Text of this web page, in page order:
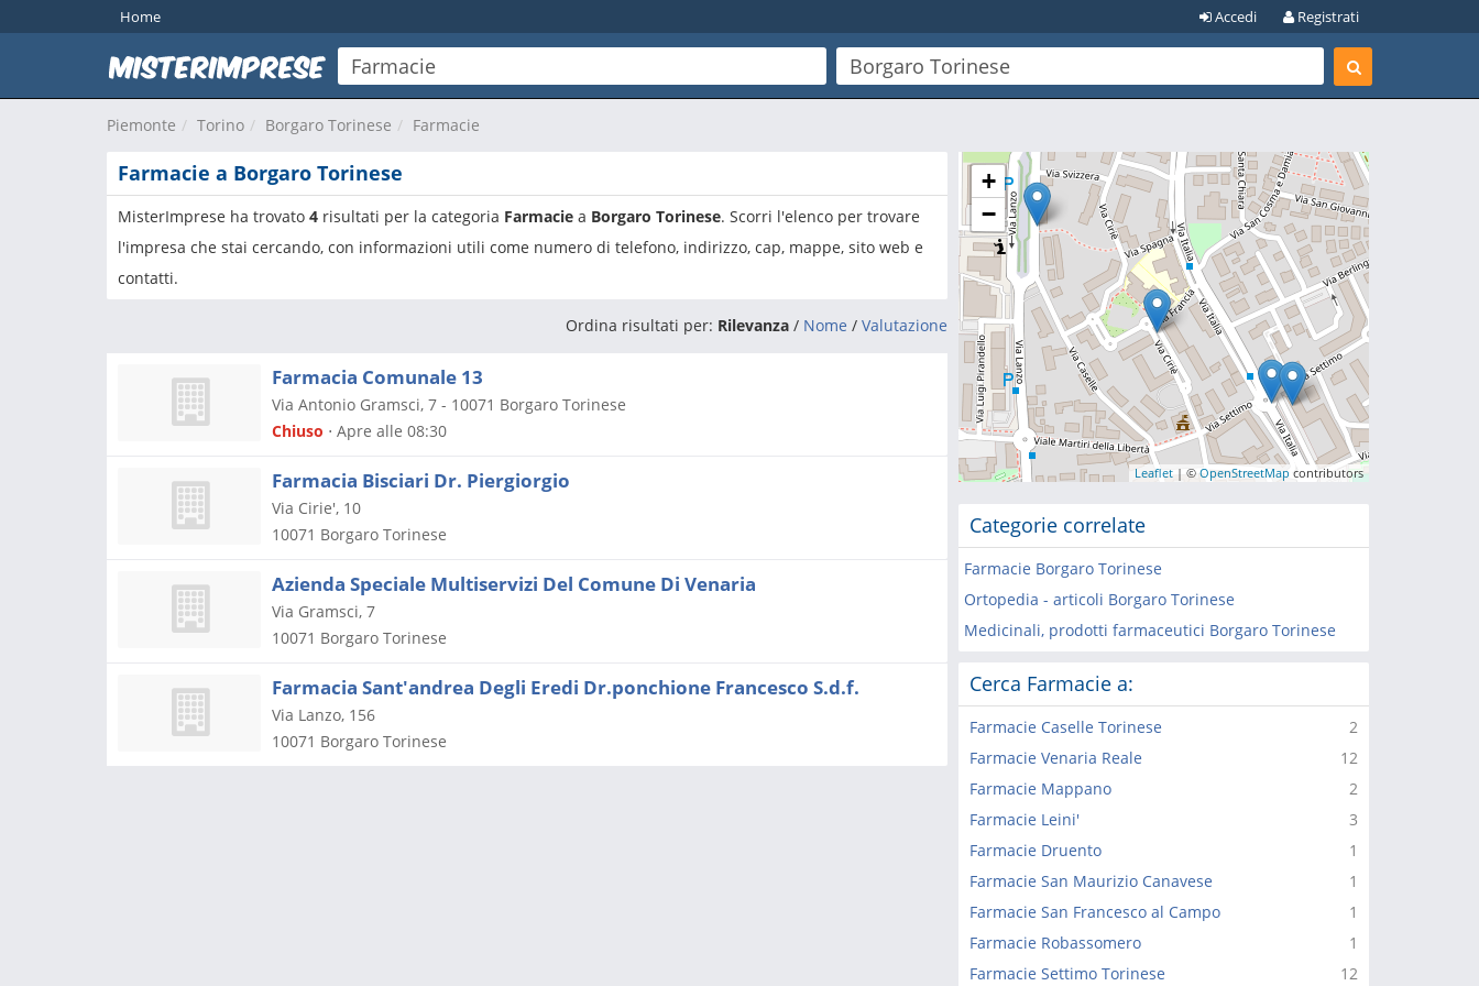
Home Registrati
Accedi
Piemonte Torino Borgaro Torinese Farmacie
Farmacie a Borgaro Torinese
MisterImprese ha trovato 4 risultati per la categoria Farmacie a Borgaro Torinese. Scorri l'elenco per trovare
l'impresa che stai cercando, con informazioni utili come numero di telefono, indirizzo, cap, mappe, sito web e
contatti.
Ordina risultati per: Rilevanza / Nome / Valutazione
Farmacia Comunale 13
Via Antonio Gramsci, 7 - 10071 Borgaro Torinese
Chiuso ⋅ Apre alle 08:30
Farmacia Bisciari Dr. Piergiorgio
Via Cirie', 10
10071 Borgaro Torinese
Azienda Speciale Multiservizi Del Comune Di Venaria
Via Gramsci, 7
10071 Borgaro Torinese
Farmacia Sant'andrea Degli Eredi Dr.ponchione Francesco S.d.f.
Via Lanzo, 156
10071 Borgaro Torinese
+
−
Leaflet | ©OpenStreetMap contributors
Categorie correlate
Farmacie Borgaro Torinese
Ortopedia - articoli Borgaro Torinese
Medicinali, prodotti farmaceutici Borgaro Torinese
Cerca Farmacie a:
2
Farmacie Caselle Torinese
12
Farmacie Venaria Reale
2
Farmacie Mappano
3
Farmacie Leini'
1
Farmacie Druento
1
Farmacie San Maurizio Canavese
1
Farmacie San Francesco al Campo
1
Farmacie Robassomero
12
Farmacie Settimo Torinese